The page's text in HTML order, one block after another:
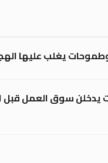
يغلب عليها
يدخلن سوق العمل قبل